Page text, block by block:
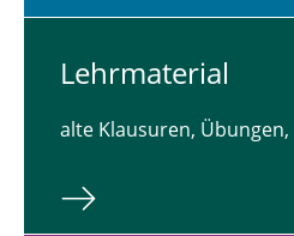
Lehr­ma­te­ri­al
alte Klausuren,